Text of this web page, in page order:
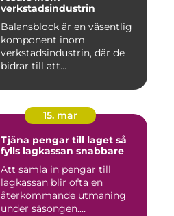
verkstadsindustrin
Balansblock är en väsentlig
komponent inom
verkstadsindustrin, där de
bidrar till att...
15. mar
Tjäna pengar till laget så
fylls lagkassan snabbare
Att samla in pengar till
lagkassan blir ofta en
återkommande utmaning
under säsongen.